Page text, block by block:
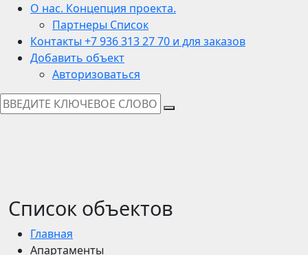
О нас. Концепция проекта.
Партнеры Список
Контакты +7 936 313 27 70 и для заказов
Добавить объект
Авторизоваться
Список объектов
Главная
Апартаменты